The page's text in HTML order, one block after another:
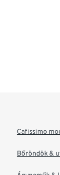
Cafissimo
Bőröndök &